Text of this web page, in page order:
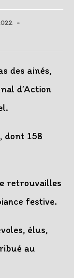
des ainés,
d’Action
dont 158
retrouvailles
festive.
élus,
au